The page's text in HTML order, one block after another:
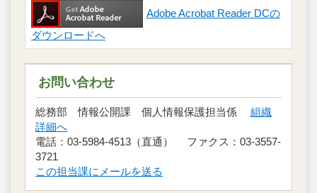
Adobe Acrobat Reader DCの
ダウンロードへ
お問い合わせ
総務部 情報公開課 個人情報保護担当係 組織
詳細へ
電話：03-5984-4513（直通） ファクス：03-3557-
3721
この担当課にメールを送る